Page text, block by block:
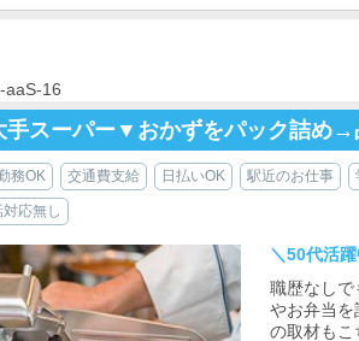
aaS-16
手スーパー▼おかずをパック詰め→
務OK 交通費支給 日払いOK 駅近のお仕事
対応無し
＼50代活
職歴なしで
やお弁当
の取材もこ